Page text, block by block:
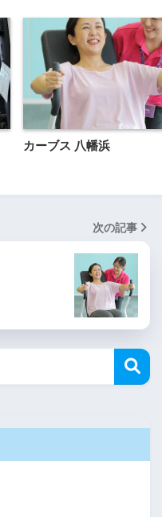
カーブス 八幡浜
次の記事